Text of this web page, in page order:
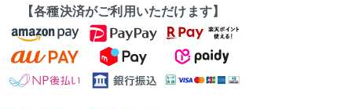
【各種決済がご利用いただけます】